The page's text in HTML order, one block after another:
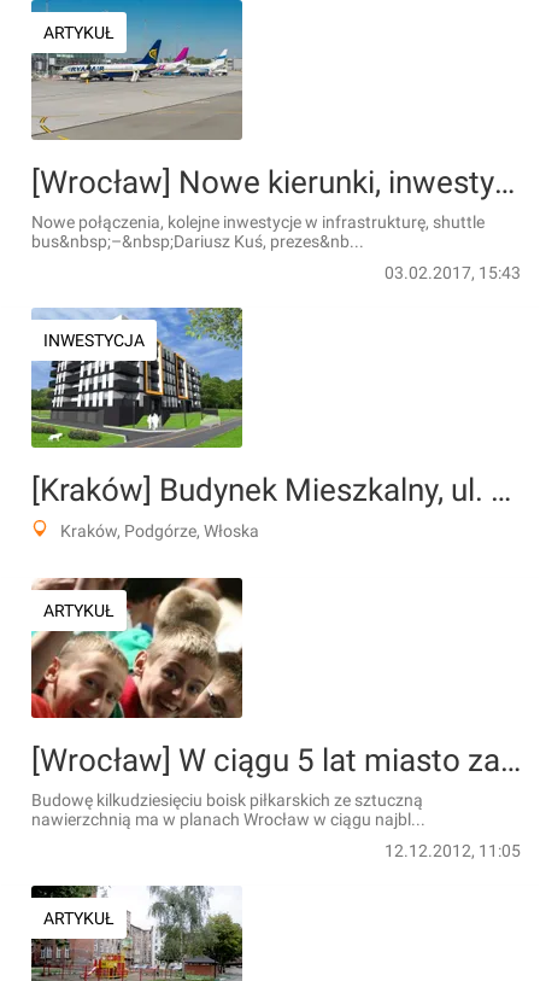
ARTYKUŁ
[Wrocław] Nowe kierunki, inwestycje i shuttle bus. Prezes lotniska o planach na 2017 rok
Nowe połączenia, kolejne inwestycje w infrastrukturę, shuttle
bus&nbsp;–&nbsp;Dariusz Kuś, prezes&nb...
03.02.2017, 15:43
INWESTYCJA
[Kraków] Budynek Mieszkalny, ul. Włoska/Białoruska
Kraków, Podgórze, Włoska
ARTYKUŁ
[Wrocław] W ciągu 5 lat miasto zamierza wybudować 33 boiska piłkarskie przy szkołach
Budowę kilkudziesięciu boisk piłkarskich ze sztuczną
nawierzchnią ma w planach Wrocław w ciągu najbl...
12.12.2012, 11:05
ARTYKUŁ